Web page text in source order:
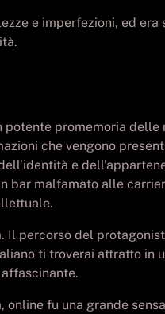
e imperfezioni, ed
potente promemoria
che vengono
e
bar malfamato alle
Il percorso del
ti troverai attratto in
fu una grande